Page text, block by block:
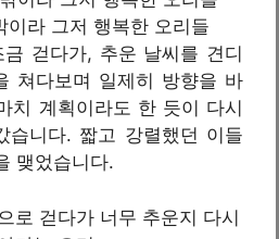
라 그저 행복한 오리들
걷다가, 추운 날씨를 견디
쳐다보며 일제히 방향을 바
치 계획이라도 한 듯이 다시
습니다. 짧고 강렬했던 이들
맺었습니다.